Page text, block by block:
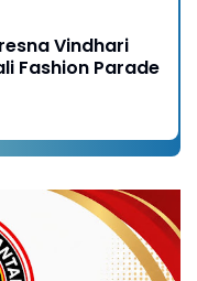
Vindhari
Fashion Parade